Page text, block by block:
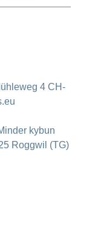
4 CH-
kybun
Roggwil (TG)